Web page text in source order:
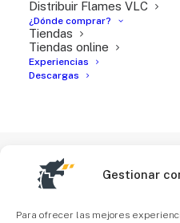
Gestionar
Para ofrecer las mejores
Distribuir Flames VLC
¿Dónde comprar?
Tiendas
Tiendas online
Experiencias
Descargas